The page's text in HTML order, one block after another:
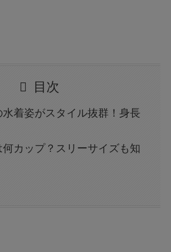
目次
水着姿がスタイル抜群！身長
何カップ？スリーサイズも知